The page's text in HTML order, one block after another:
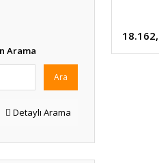
Arama
Ara
Detaylı Arama